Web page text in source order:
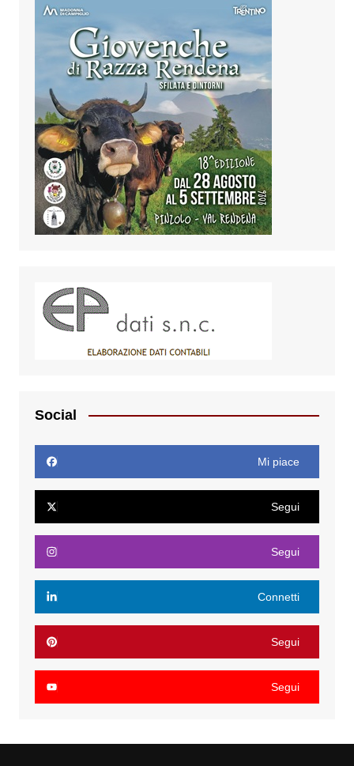
Social
Mi piace
Segui
Segui
Connetti
Segui
Segui